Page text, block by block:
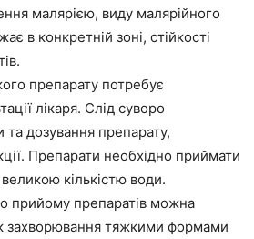
малярією, виду малярійного
в конкретній зоні, стійкості
препарату потребує
лікаря. Слід суворо
дозування препарату,
Препарати необхідно приймати
великою кількістю води.
прийому препаратів можна
захворювання тяжкими формами